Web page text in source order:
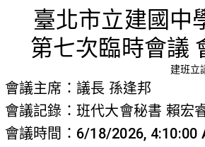
檢視法令 檢視公文 評委文書關於與使用條款
第七
臺北市立建國中
第七次臨時會議
建班立
會議主席：議長 孫逢邦
會議記錄：班代大會秘書 賴宏
會議時間：6/18/2026, 4:10:00